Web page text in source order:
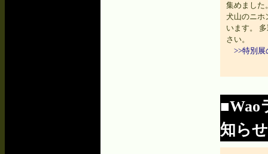
集めました
犬山のニホ
います。
さい。
>>特別展
■Wao
知らせ